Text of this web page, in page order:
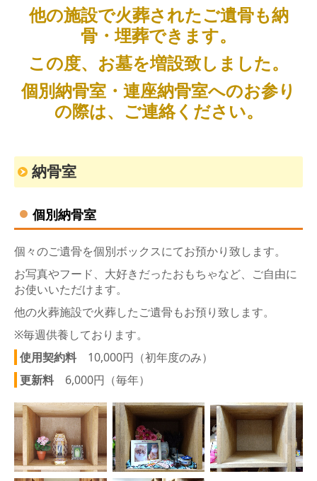
他の施設で火葬されたご遺骨も納
骨・埋葬できます。
この度、お墓を増設致しました。
個別納骨室・連座納骨室へのお参り
の際は、ご連絡ください。
納骨室
個別納骨室
個々のご遺骨を個別ボックスにてお預かり致します。
お写真やフード、大好きだったおもちゃなど、ご自由に
お使いいただけます。
他の火葬施設で火葬したご遺骨もお預り致します。
※毎週供養しております。
使用契約料 10,000円（初年度のみ）
更新料 6,000円（毎年）